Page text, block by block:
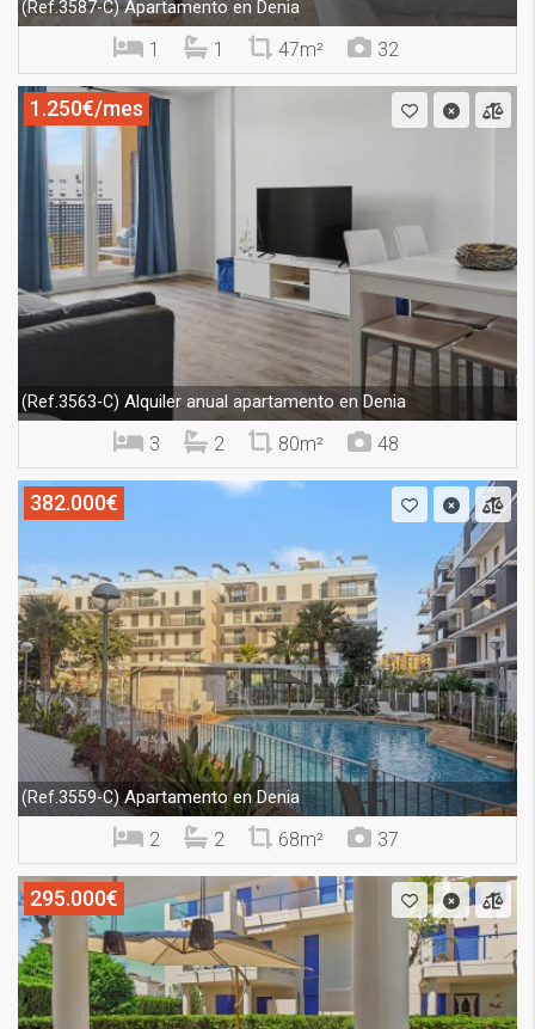
(Ref.3587-C)Apartamento en Denia
1 1 47m² 32
1.250€/mes
(Ref.3563-C) Alquiler anual apartamento en Denia
3 2 80m² 48
382.000€
(Ref.3559-C) Apartamento en Denia
2 2 68m² 37
295.000€